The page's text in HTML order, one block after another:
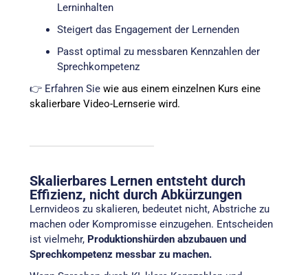
Lerninhalten
Steigert das Engagement der Lernenden
Passt optimal zu messbaren Kennzahlen der
Sprechkompetenz
👉 Erfahren Siewie aus einem einzelnen Kurs eine
skalierbare Video-Lernserie wird.
Skalierbares Lernen entsteht durch
Effizienz, nicht durch Abkürzungen
Lernvideos zu skalieren, bedeutet nicht, Abstriche zu
machen oder Kompromisse einzugehen. Entscheiden
ist vielmehr, Produktionshürden abzubauen und
Sprechkompetenz messbar zu machen.